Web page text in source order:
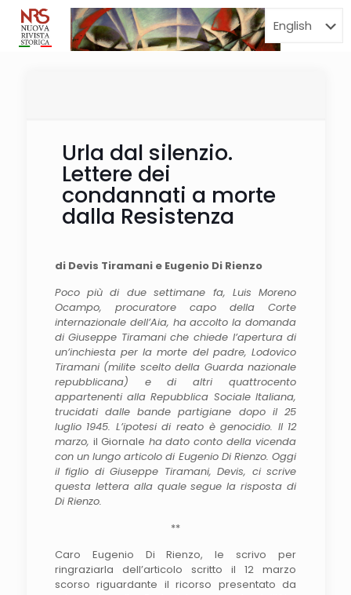
Menu
Urla dal silenzio.
Lettere dei
condannati a morte
dalla Resistenza
di Devis Tiramani e Eugenio Di Rienzo
Poco più di due settimane fa, Luis Moreno
Ocampo, procuratore capo della Corte
internazionale dell’Aia, ha accolto la domanda
di Giuseppe Tiramani che chiede l’apertura di
un’inchiesta per la morte del padre, Lodovico
Tiramani (milite scelto della Guarda nazionale
repubblicana) e di altri quattrocento
appartenenti alla Repubblica Sociale Italiana,
trucidati dalle bande partigiane dopo il 25
luglio 1945. L’ipotesi di reato è genocidio. Il 12
marzo, il Giornale ha dato conto della vicenda
con un lungo articolo di Eugenio Di Rienzo. Oggi
il figlio di Giuseppe Tiramani, Devis, ci scrive
questa lettera alla quale segue la risposta di
Di Rienzo.
**
Caro Eugenio Di Rienzo, le scrivo per
ringraziarla dell’articolo scritto il 12 marzo
scorso riguardante il ricorso presentato da